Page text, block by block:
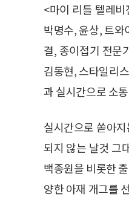
<마이 리틀 텔레
박명수, 윤상, 트
결, 종이접기 전문
김동현, 스타일리
과 실시간으로 소
실시간으로 쏟아
되지 않는 날것 그
백종원을 비롯한
양한 아재 개그를